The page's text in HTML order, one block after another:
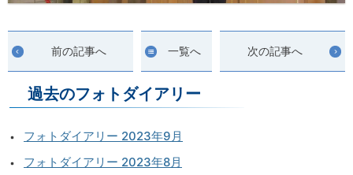
前の記事へ 一覧へ 次の記事へ
過去のフォトダイアリー
フォトダイアリー 2023年9月
フォトダイアリー 2023年8月